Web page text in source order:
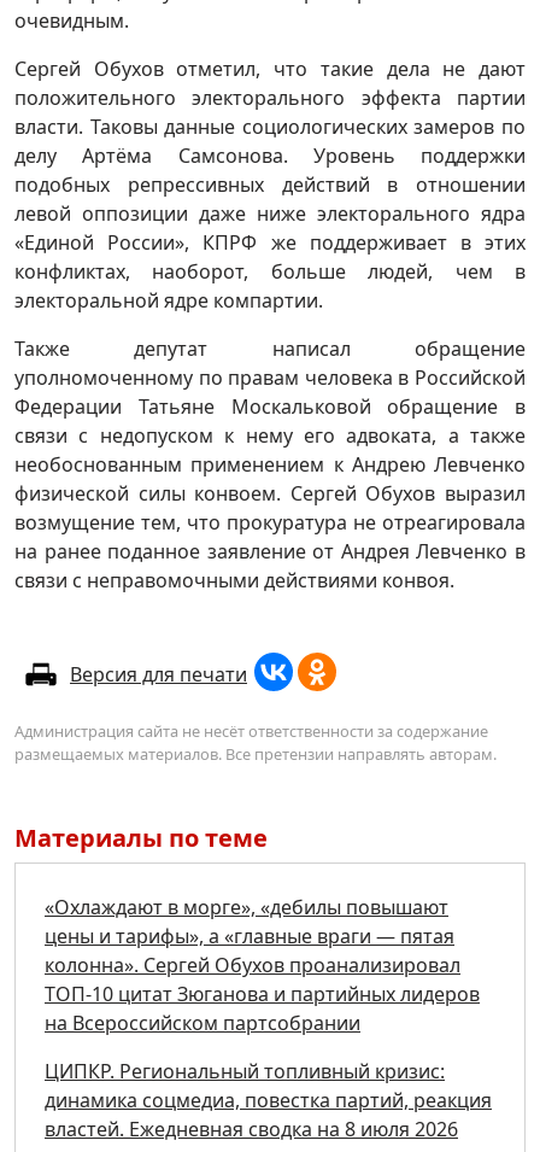
очевидным.
Сергей Обухов отметил, что такие дела не дают
положительного электорального эффекта партии
власти. Таковы данные социологических замеров по
делу Артёма Самсонова. Уровень поддержки
подобных репрессивных действий в отношении
левой оппозиции даже ниже электорального ядра
«Единой России», КПРФ же поддерживает в этих
конфликтах, наоборот, больше людей, чем в
электоральной ядре компартии.
Также депутат написал обращение
уполномоченному по правам человека в Российской
Федерации Татьяне Москальковой обращение в
связи с недопуском к нему его адвоката, а также
необоснованным применением к Андрею Левченко
физической силы конвоем. Сергей Обухов выразил
возмущение тем, что прокуратура не отреагировала
на ранее поданное заявление от Андрея Левченко в
связи с неправомочными действиями конвоя.
Версия для печати
Администрация сайта не несёт ответственности за содержание
размещаемых материалов. Все претензии направлять авторам.
Материалы по теме
«Охлаждают в морге», «дебилы повышают
цены и тарифы», а «главные враги — пятая
колонна». Сергей Обухов проанализировал
ТОП-10 цитат Зюганова и партийных лидеров
на Всероссийском партсобрании
ЦИПКР. Региональный топливный кризис:
динамика соцмедиа, повестка партий, реакция
властей. Ежедневная сводка на 8 июля 2026